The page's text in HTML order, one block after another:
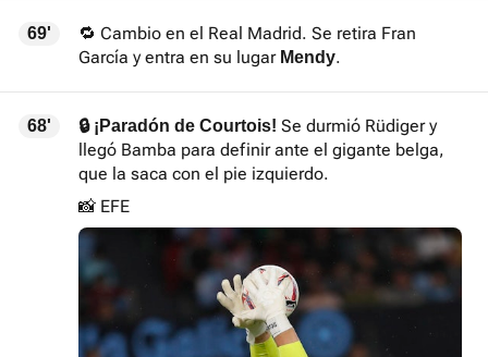
69'
🔁 Cambio en el Real Madrid. Se retira Fran
García y entra en su lugar Mendy.
68' 🔒 ¡Paradón de Courtois! Se durmió Rüdiger y
llegó Bamba para definir ante el gigante belga,
que la saca con el pie izquierdo.
📸 EFE